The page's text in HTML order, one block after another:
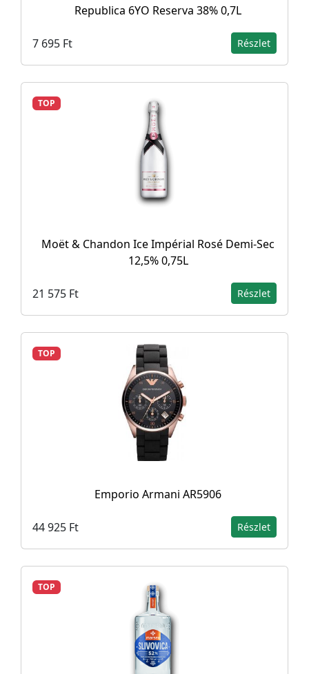
Republica 6YO Reserva 38% 0,7L
7 695 Ft Részlet
TOP
Moët & Chandon Ice Impérial Rosé Demi-Sec
12,5% 0,75L
21 575 Ft Részlet
TOP
Emporio Armani AR5906
44 925 Ft Részlet
TOP